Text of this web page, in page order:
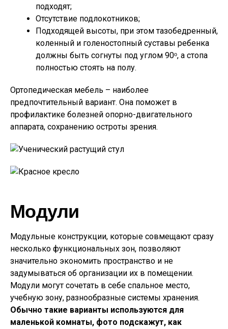
подходят;
Отсутствие подлокотников;
Подходящей высоты, при этом тазобедренный,
коленный и голеностопный суставы ребенка
должны быть согнуты под углом 90ᵒ, а стопа
полностью стоять на полу.
Ортопедическая мебель – наиболее
предпочтительный вариант. Она поможет в
профилактике болезней опорно-двигательного
аппарата, сохранению остроты зрения.
Модули
Модульные конструкции, которые совмещают сразу
несколько функциональных зон, позволяют
значительно экономить пространство и не
задумываться об организации их в помещении.
Модули могут сочетать в себе спальное место,
учебную зону, разнообразные системы хранения.
Обычно такие варианты используются для
маленькой комнаты, фото подскажут, как